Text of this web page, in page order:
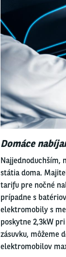
Domáce
Najjednoduchším,
státia doma.
tarifu pre nočné
prípadne s
elektromobily s
poskytne 2,3kW
zásuvku, môžeme